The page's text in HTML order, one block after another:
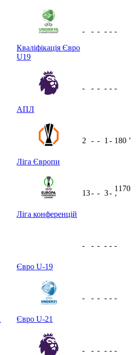
Кваліфікація Євро
U19
- - - - - -
АПЛ
- - - - - -
Ліга Європи
2 - - 1 - 180 ʼ
Ліга конференцій
13- - 3-
1170
ʼ
Євро U-19
- - - - - -
Євро U-21
- - - - - -
- - - - - -